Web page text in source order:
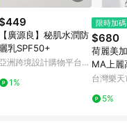
【廣源良】秘肌水潤防
乳SPF50+
洲跨境設計購物平台
1%
限時加碼
$680
荷麗美
MA上麗
水防曬SPF
台灣樂天
5%